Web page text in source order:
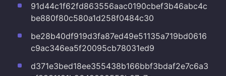
91d44c1f62fd863556aac0190cbef3b46abc4c
be880f80c580a1d258f0484c30
be28b40df919d3fa87ed49e51135a719bd0616
c9ac346ea5f20095cb78031ed9
d371e3bed18ee355438b166bbf3bdaf2e7c6a3